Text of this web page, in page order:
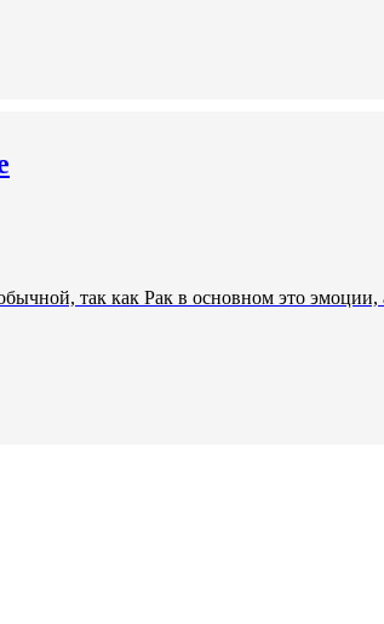
так как Рак в основном это